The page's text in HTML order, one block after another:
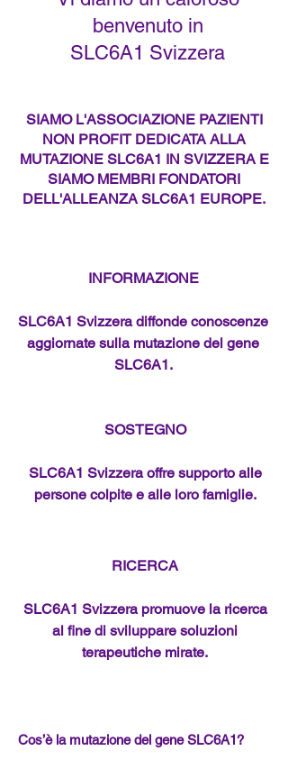
benvenuto in
SLC6A1 Svizzera
SIAMO L'ASSOCIAZIONE PAZIENTI
NON PROFIT DEDICATA ALLA
MUTAZIONE SLC6A1 IN SVIZZERA E
SIAMO MEMBRI FONDATORI
DELL'ALLEANZA SLC6A1 EUROPE.
INFORMAZIONE
SLC6A1 Svizzera diffonde conoscenze
aggiornate sulla mutazione del gene
SLC6A1.
SOSTEGNO
SLC6A1 Svizzera offre supporto alle
persone colpite e alle loro famiglie.
RICERCA
SLC6A1 Svizzera promuove la ricerca
al fine di sviluppare soluzioni
terapeutiche mirate.
Cos’è la mutazione del gene SLC6A1?